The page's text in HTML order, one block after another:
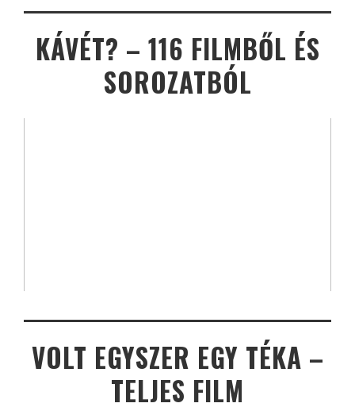
KÁVÉT? – 116 FILMBŐL ÉS
SOROZATBÓL
VOLT EGYSZER EGY TÉKA –
TELJES FILM